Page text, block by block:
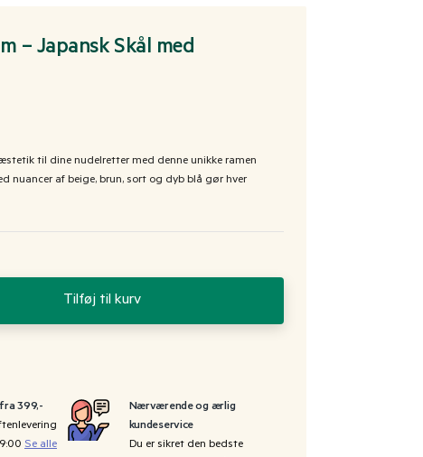
– Japansk Skål med
til dine nudelretter med denne unikke ramen
nuancer af beige, brun, sort og dyb blå gør hver
Tilføj til kurv
399,-
Se alle
Nærværende og ærlig
kundeservice
Du er sikret den bedste